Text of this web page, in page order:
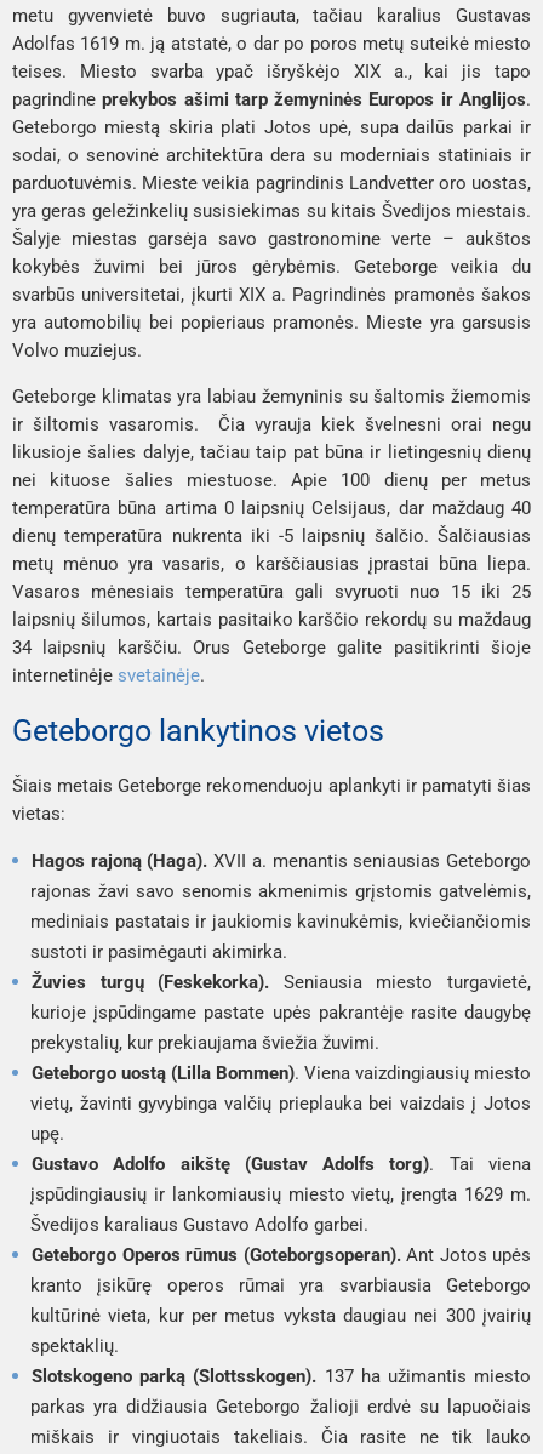
metu gyvenvietė buvo sugriauta, tačiau karalius Gustavas
Adolfas 1619 m. ją atstatė, o dar po poros metų suteikė miesto
teises. Miesto svarba ypač išryškėjo XIX a., kai jis tapo
pagrindineprekybos ašimi tarp žemyninės Europos ir Anglijos.
Geteborgo miestą skiria plati Jotos upė, supa dailūs parkai ir
sodai, o senovinė architektūra dera su moderniais statiniais ir
parduotuvėmis. Mieste veikia pagrindinis Landvetteroro uostas,
yra geras geležinkelių susisiekimas su kitais Švedijos miestais.
Šalyje miestas garsėja savo gastronomine verte – aukštos
kokybės žuvimi bei jūros gėrybėmis. Geteborge veikia du
svarbūs universitetai, įkurti XIX a. Pagrindinės pramonės šakos
yra automobilių bei popieriaus pramonės. Mieste yra garsusis
Volvo muziejus.
Geteborge klimatas yra labiau žemyninis su šaltomis žiemomis
ir šiltomis vasaromis. Čia vyrauja kiek švelnesni orai negu
likusioje šalies dalyje, tačiau taip pat būna ir lietingesnių dienų
nei kituose šalies miestuose. Apie 100 dienų per metus
temperatūra būna artima 0 laipsnių Celsijaus, dar maždaug 40
dienų temperatūra nukrenta iki -5 laipsnių šalčio. Šalčiausias
metų mėnuo yra vasaris, o karščiausias įprastai būna liepa.
Vasaros mėnesiais temperatūra gali svyruoti nuo 15 iki 25
laipsnių šilumos, kartais pasitaiko karščio rekordų su maždaug
34 laipsnių karščiu. Orus Geteborge galite pasitikrinti šioje
internetinėje svetainėje.
Geteborgo lankytinos vietos
Šiais metais Geteborge rekomenduoju aplankyti ir pamatyti šias
vietas:
Hagos rajoną (Haga). XVII a. menantis seniausias Geteborgo
rajonas žavi savo senomis akmenimis grįstomis gatvelėmis,
mediniais pastatais ir jaukiomis kavinukėmis, kviečiančiomis
sustoti ir pasimėgauti akimirka.
Žuvies turgų (Feskekorka). Seniausia miesto turgavietė,
kurioje įspūdingame pastate upės pakrantėje rasite daugybę
prekystalių, kur prekiaujama šviežia žuvimi.
Geteborgo uostą (Lilla Bommen). Viena vaizdingiausių miesto
vietų, žavinti gyvybinga valčių prieplauka bei vaizdais į Jotos
upę.
Gustavo Adolfo aikštę (Gustav Adolfs torg). Tai viena
įspūdingiausių ir lankomiausių miesto vietų, įrengta 1629 m.
Švedijos karaliaus Gustavo Adolfo garbei.
Geteborgo Operos rūmus (Goteborgsoperan).Ant Jotos upės
kranto įsikūrę operos rūmai yra svarbiausia Geteborgo
kultūrinė vieta, kur per metus vyksta daugiau nei 300 įvairių
spektaklių.
Slotskogeno parką (Slottsskogen). 137 ha užimantis miesto
parkas yra didžiausia Geteborgo žalioji erdvė su lapuočiais
miškais ir vingiuotais takeliais. Čia rasite ne tik lauko